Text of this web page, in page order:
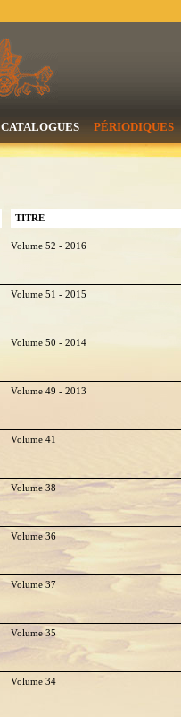
CATALOGUES PÉRIODIQUES
TITRE
Volume 52 - 2016
Volume 51 - 2015
Volume 50 - 2014
Volume 49 - 2013
Volume 41
Volume 38
Volume 36
Volume 37
Volume 35
Volume 34